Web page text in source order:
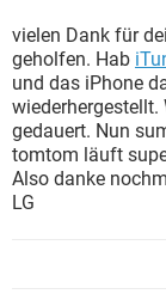
vielen Dank für
geholfen. Hab
und das iPhone
wiederhergestellt.
gedauert. Nun
tomtom läuft
Also danke
LG